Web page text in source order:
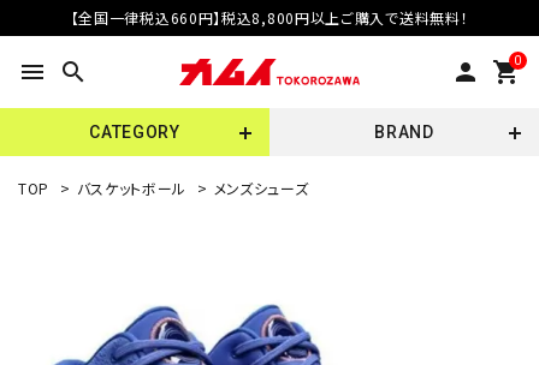
【全国一律税込660円】税込8,800円以上ご購入で送料無料！
menu search person 0
shopping_cart
CATEGORY BRAND
TOP > バスケットボール > メンズシューズ